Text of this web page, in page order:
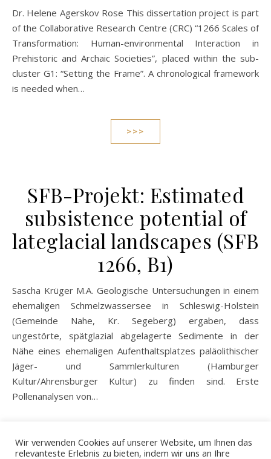
Dr. Helene Agerskov Rose This dissertation project is part
of the Collaborative Research Centre (CRC) “1266 Scales of
Transformation: Human-environmental Interaction in
Prehistoric and Archaic Societies”, placed within the sub-
cluster G1: “Setting the Frame”. A chronological framework
is needed when…
>>>
SFB-Projekt: Estimated
subsistence potential of
lateglacial landscapes (SFB
1266, B1)
Sascha Krüger M.A. Geologische Untersuchungen in einem
ehemaligen Schmelzwassersee in Schleswig-Holstein
(Gemeinde Nahe, Kr. Segeberg) ergaben, dass
ungestörte, spätglazial abgelagerte Sedimente in der
Nähe eines ehemaligen Aufenthaltsplatzes paläolithischer
Jäger- und Sammlerkulturen (Hamburger
Kultur/Ahrensburger Kultur) zu finden sind. Erste
Pollenanalysen von…
>>>
Wir verwenden Cookies auf unserer Website, um Ihnen das
relevanteste Erlebnis zu bieten, indem wir uns an Ihre